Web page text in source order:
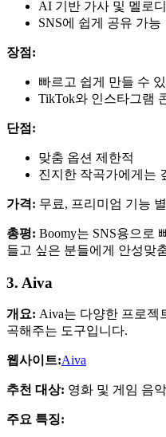
AI 기반 가사 및 멜로
SNS에 쉽게 공유 가능
장점:
빠르고 쉽게 만들 수
TikTok와 인스타그램
단점:
맞춤 옵션 제한적
진지한 작곡가에게는
가격: 무료, 프리미엄 기능
총평: Boomy는 SNS용으로
들고 싶은 분들에게 안성맞
3. Aiva
개요: Aiva는 다양한 프로젝
곡해주는 도구입니다.
웹사이트:Aiva
추천 대상: 영화 및 게임 음
주요 특징: